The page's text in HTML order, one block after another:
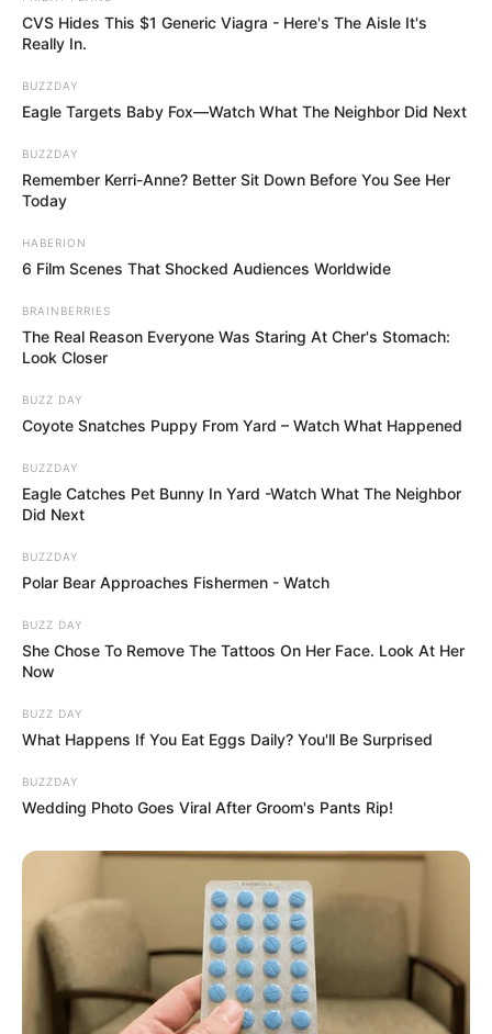
CVS Hides This $1 Generic Viagra - Here's The Aisle It's
Really In.
BUZZDAY
Eagle Targets Baby Fox—Watch What The Neighbor Did Next
BUZZDAY
Remember Kerri-Anne? Better Sit Down Before You See Her
Today
HABERION
6 Film Scenes That Shocked Audiences Worldwide
BRAINBERRIES
The Real Reason Everyone Was Staring At Cher's Stomach:
Look Closer
BUZZ DAY
Coyote Snatches Puppy From Yard – Watch What Happened
BUZZDAY
Eagle Catches Pet Bunny In Yard -Watch What The Neighbor
Did Next
BUZZDAY
Polar Bear Approaches Fishermen - Watch
BUZZ DAY
She Chose To Remove The Tattoos On Her Face. Look At Her
Now
BUZZ DAY
What Happens If You Eat Eggs Daily? You'll Be Surprised
BUZZDAY
Wedding Photo Goes Viral After Groom's Pants Rip!